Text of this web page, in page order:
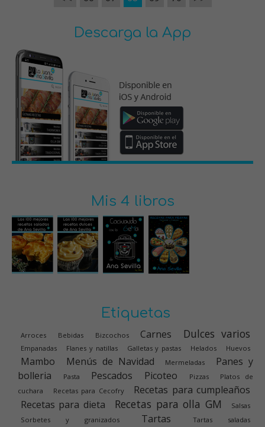
Descarga la App
Mis 4 libros
Etiquetas
Arroces Bebidas Bizcochos Carnes Dulces varios
Empanadas Flanes y natillas Galletas y pastas Helados Huevos
Mambo Menús de Navidad Mermeladas
Panes y
bolleria
Pasta Pescados Picoteo Pizzas
Platos de
cuchara
Recetas para Cecofry
Recetas para cumpleaños
Recetas para dieta
Recetas para olla GM
Salsas
Sorbetes y granizados
Tartas Tartas saladas